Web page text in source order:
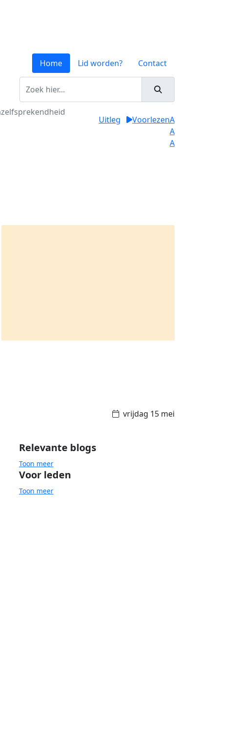
Home Lid worden? Contact
Uitleg VoorlezenA
A
A
vrijdag 15 mei
Relevante blogs
Toon meer
Voor leden
Toon meer